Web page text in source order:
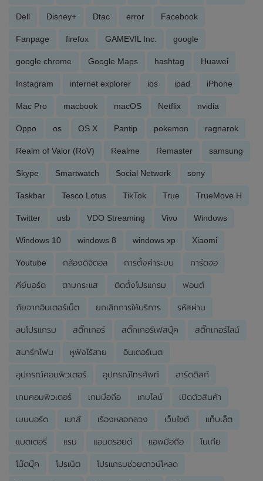
Dell Disney+ Dtac error Facebook
Fanpage firefox GAMEVIL Inc. google
google chrome Google Maps hashtag Huawei
Instagram internet explorer ios ipad iPhone
Mac Pro macbook macOS Netflix nvidia
Oppo os OS X Pantip pokemon ragnarok
Realm of Valor (RoV) Realme Remaster samsung
Skype Smartwatch Social Network sony
Taskbar Tesco Lotus TikTok True TrueMove H
Twitter usb VDO Streaming Vivo Windows
Windows 10 windows 8 windows xp Xiaomi
Youtube กล้องดิจิตอล การตั้งค่าระบบ การ์ดจอ
คีย์บอร์ด ตามกระแส ติดตั้งโปรแกรม ฟอนต์
ภัยจากอินเตอร์เน็ต ยกเลิกการให้บริการ รหัสผ่าน
ลบโปรแกรม สติ๊กเกอร์ สติ๊กเกอร์เฟสบุ๊ค สติ๊กเกอร์ไลน์
สมาร์ทโฟน หูฟังไร้สาย อินเตอร์เนต
อุปกรณ์คอมพิวเตอร์ อุปกรณ์โทรศัพท์ ฮาร์ดดิสก์
เกมคอมพิวเตอร์ เกมมือถือ เกมไลน์ เปิดตัวสินค้า
เมนบอร์ด เมาส์ เรื่องหลอกลวง เว็บไซต์ แท็บเล็ต
แบตเตอรี่ แรม แอนดรอยด์ แอพมือถือ โนเกีย
โน๊ตบุ๊ค โปรเน็ต โปรแกรมช่วยดาวน์โหลด